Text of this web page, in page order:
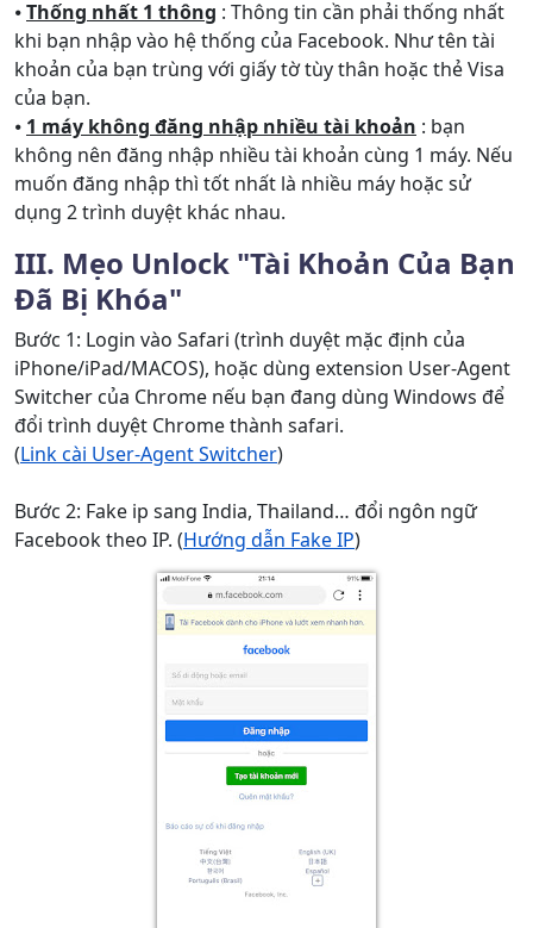
⦁Thống nhất 1 thông : Thông tin cần phải thống nhất
khi bạn nhập vào hệ thống của Facebook. Như tên tài
khoản của bạn trùng với giấy tờ tùy thân hoặc thẻ Visa
của bạn.
⦁ 1 máy không đăng nhập nhiều tài khoản : bạn
không nên đăng nhập nhiều tài khoản cùng 1 máy. Nếu
muốn đăng nhập thì tốt nhất là nhiều máy hoặc sử
dụng 2 trình duyệt khác nhau.
III. Mẹo Unlock "Tài Khoản Của Bạn
Đã Bị Khóa"
Bước 1: Login vào Safari (trình duyệt mặc định của
iPhone/iPad/MACOS), hoặc dùng extension User-Agent
Switcher của Chrome nếu bạn đang dùng Windows để
đổi trình duyệt Chrome thành safari.
(Link cài User-Agent Switcher)
Bước 2: Fake ip sang India, Thailand… đổi ngôn ngữ
Facebook theo IP. (Hướng dẫn Fake IP)